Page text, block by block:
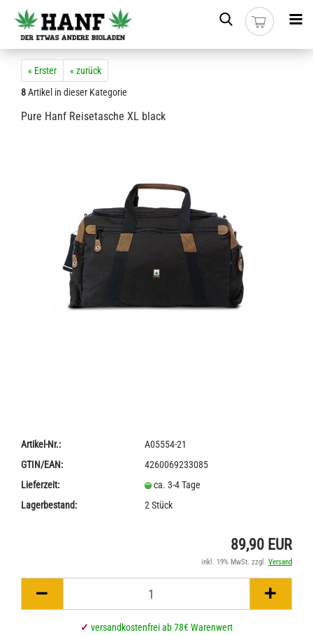
« Erster
« zurück
8Artikel in dieser Kategorie
Pure Hanf Reisetasche XL black
Artikel-Nr.:
A05554-21
GTIN/EAN:
4260069233085
Lieferzeit:
ca. 3-4 Tage
Lagerbestand:
2 Stück
89,90 EUR
inkl. 19% MwSt. zzgl. Versand
✓ versandkostenfrei ab 78€ Warenwert